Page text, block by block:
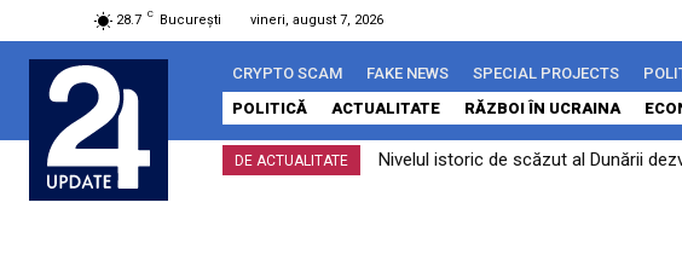
28.7 C București vineri, august 7, 2026
CRYPTO SCAM FAKE NEWS SPECIAL PROJECTS
POLITICĂ
ACTUALITATE RĂZBOI ÎN UCRAINA
DE ACTUALITATE Nivelul istoric de scăzut al Dunării
Bolojan, înaintea evaluării